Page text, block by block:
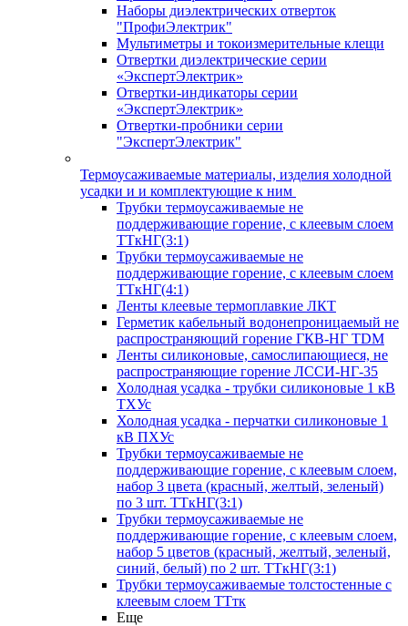
Наборы диэлектрических отверток
"ПрофиЭлектрик"
Мультиметры и токоизмерительные клещи
Отвертки диэлектрические серии
«ЭкспертЭлектрик»
Отвертки-индикаторы серии
«ЭкспертЭлектрик»
Отвертки-пробники серии
"ЭкспертЭлектрик"
Термоусаживаемые материалы, изделия холодной
усадки и и комплектующие к ним
Трубки термоусаживаемые не
поддерживающие горение, с клеевым слоем
ТТкНГ(3:1)
Трубки термоусаживаемые не
поддерживающие горение, с клеевым слоем
ТТкНГ(4:1)
Ленты клеевые термоплавкие ЛКТ
Герметик кабельный водонепроницаемый не
распространяющий горение ГКВ-НГ TDM
Ленты силиконовые, самослипающиеся, не
распространяющие горение ЛССИ-НГ-35
Холодная усадка - трубки силиконовые 1 кВ
ТХУс
Холодная усадка - перчатки силиконовые 1
кВ ПХУс
Трубки термоусаживаемые не
поддерживающие горение, с клеевым слоем,
набор 3 цвета (красный, желтый, зеленый)
по 3 шт. ТТкНГ(3:1)
Трубки термоусаживаемые не
поддерживающие горение, с клеевым слоем,
набор 5 цветов (красный, желтый, зеленый,
синий, белый) по 2 шт. ТТкНГ(3:1)
Трубки термоусаживаемые толстостенные с
клеевым слоем ТТтк
Еще